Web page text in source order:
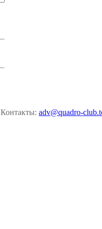
Контакты: adv@quadro-